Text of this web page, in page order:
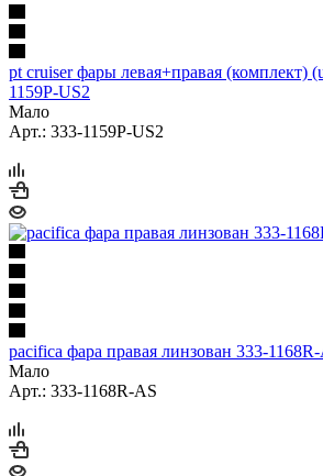
pt cruiser фары левая+правая (комплект)
1159P-US2
Мало
Арт.: 333-1159P-US2
pacifica фара правая линзован 333-
Мало
Арт.: 333-1168R-AS